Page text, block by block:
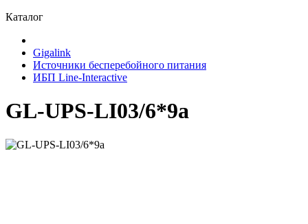
Каталог
Gigalink
Источники бесперебойного питания
ИБП Line-Interactive
GL-UPS-LI03/6*9a